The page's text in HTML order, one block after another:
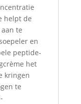
helpt de
te
en
peptide-
het
kringen
te